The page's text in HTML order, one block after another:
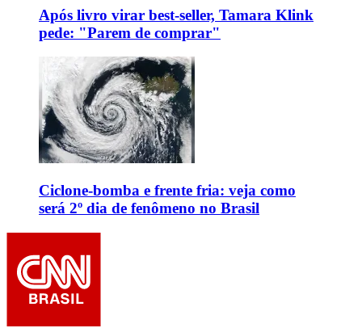
Após livro virar best-seller, Tamara Klink
pede: "Parem de comprar"
Ciclone-bomba e frente fria: veja como
será 2º dia de fenômeno no Brasil